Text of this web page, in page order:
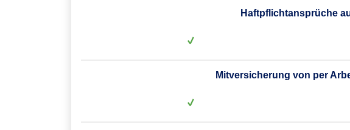
Haftpflichtansprüche
Mitversicherung von per